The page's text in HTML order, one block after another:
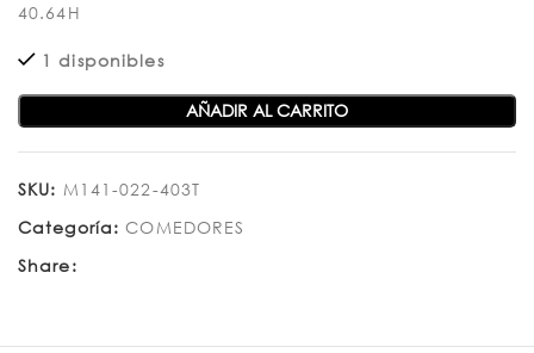
40.64H
1 disponibles
AÑADIR AL CARRITO
SKU: M141-022-403T
Categoría: COMEDORES
Share: